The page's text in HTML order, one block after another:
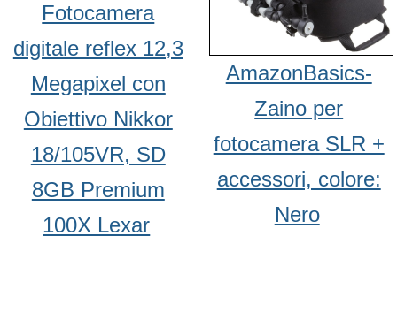
Fotocamera
digitale reflex 12,3
Megapixel con
Obiettivo Nikkor
18/105VR, SD
8GB Premium
100X Lexar
AmazonBasics-
Zaino per
fotocamera SLR +
accessori, colore:
Nero